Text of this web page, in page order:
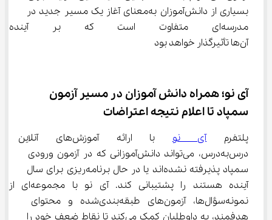
بسیاری از دانش‌آموزان به‌معنای آغاز یک مسیر جدید در
مدرسه‌ای متفاوت است که بر
آن‌ها تأثیرگذار خواهد بود
آی نو؛ همراه دانش ‌آموزان در مسیر آزمون
سمپاد تا اعلام نتیجه اعتراضات
پلتفرم آی نو
با ارائه آموزش‌های
درس‌به‌درس، می‌تواند دانش‌آموزانی که در آزمون ورودی
سمپاد پذیرفته نشده‌اند یا در حال برنامه‌ریزی برای سال
آینده هستند را پشتیبانی کند. آی‌ نو با مجموعه‌ای از
نمونه‌سؤال‌ها، آزمون‌های طبقه‌بندی‌شده و محتوای
هدفمند، به داوطلبان کمک می‌کند تا نقاط ضعف خود را